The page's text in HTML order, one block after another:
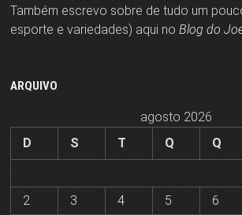
Também escrevo sobre de tudo um
esporte e variedades) aqui no Blog do
ARQUIVO
agosto 2026
D
S T Q Q
2
3 4 5 6